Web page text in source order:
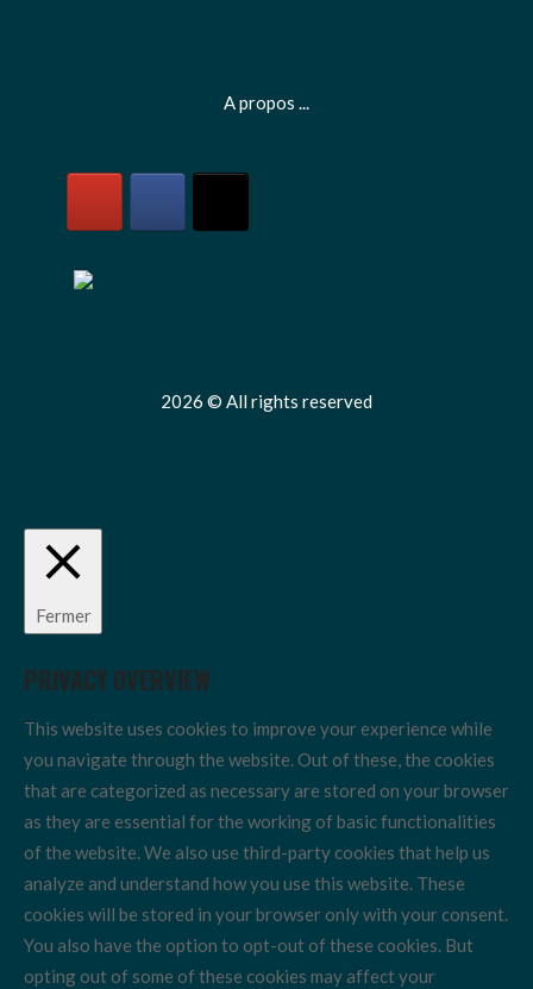
A propos ...
2026 © All rights reserved
Fermer
PRIVACY OVERVIEW
This website uses cookies to improve your experience while
you navigate through the website. Out of these, the cookies
that are categorized as necessary are stored on your browser
as they are essential for the working of basic functionalities
of the website. We also use third-party cookies that help us
analyze and understand how you use this website. These
cookies will be stored in your browser only with your consent.
You also have the option to opt-out of these cookies. But
opting out of some of these cookies may affect your